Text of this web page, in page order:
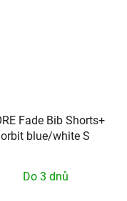
Fade Bib Shorts+
orbit blue/white S
Do 3 dnů